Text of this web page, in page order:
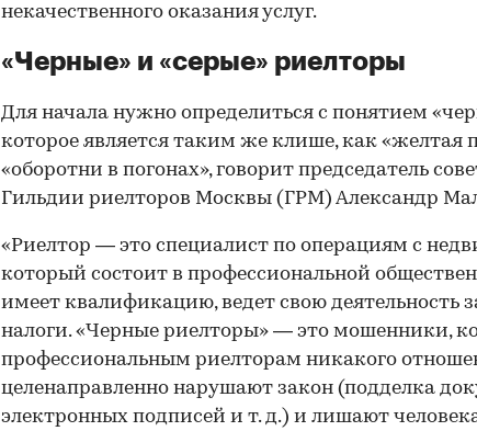
некачественного оказания услуг.
«Черные» и «серые» риелторы
Для начала нужно определиться с понятием
которое является таким же клише, как «желтая
«оборотни в погонах», говорит председатель
Гильдии риелторов Москвы (ГРМ) Александр
«Риелтор — это специалист по операциям с
который состоит в профессиональной
имеет квалификацию, ведет свою деятельность
налоги. «Черные риелторы» — это мошенники,
профессиональным риелторам никакого
целенаправленно нарушают закон (подделка
электронных подписей и т. д.) и лишают